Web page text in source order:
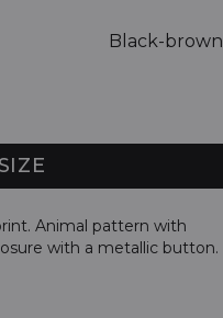
Black-brown
Animal pattern with
with a metallic button.